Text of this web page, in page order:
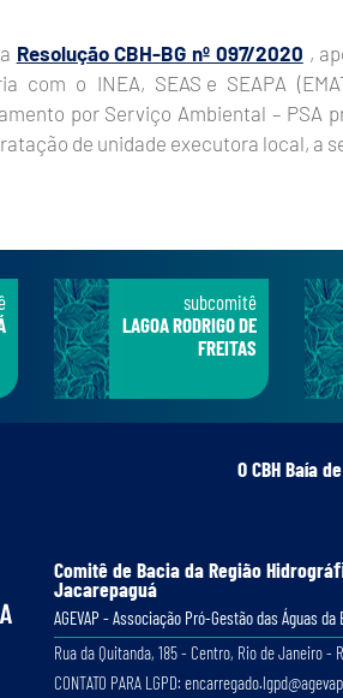
Resolução CBH-BG nº 097/2020 ,
com o INEA, SEAS e SEAPA
por Serviço Ambiental – PSA
de unidade executora local, a
subcomitê
LAGOA RODRIGO DE
FREITAS
O CBH Baía
Comitê de Bacia da Região
Jacarepaguá
AGEVAP - Associação Pró-Gestão das Águas
Rua da Quitanda, 185 - Centro, Rio de Janeiro -
CONTATO PARA LGPD: